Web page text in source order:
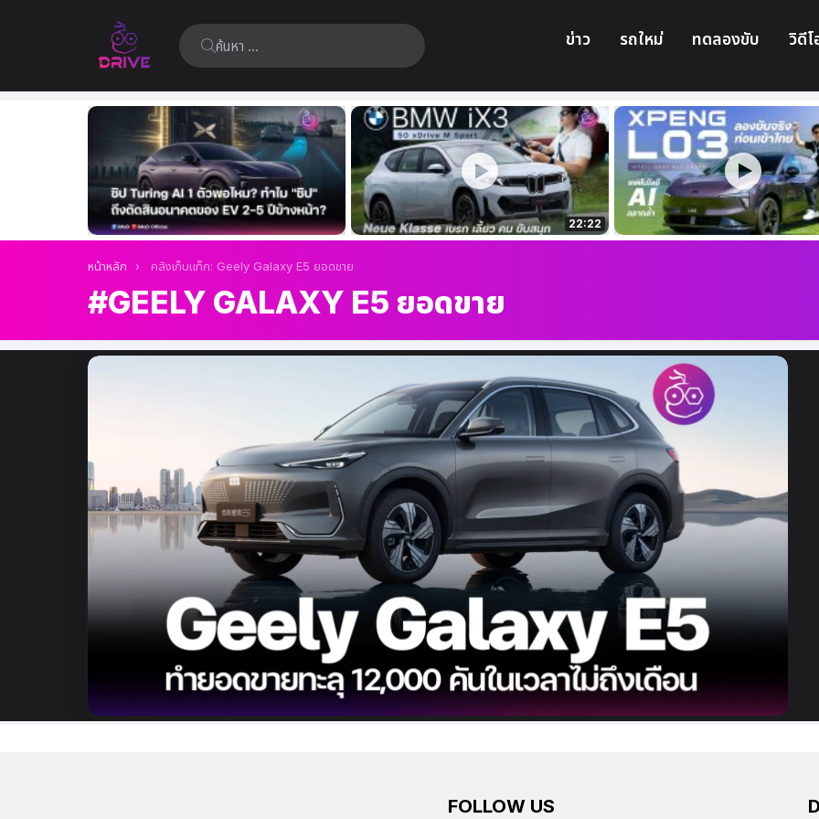
ค้นหา: ข่าว รถใหม่ ทดลองขับ วิดีโ
เรื่อง
ล่าสุด
22:22
คุณอยู่ที่นี่:
หน้าหลัก คลังเก็บแท็ก: Geely Galaxy E5 ยอดขาย
GEELY GALAXY E5 ยอดขาย
เรื่อง
FOLLOW US